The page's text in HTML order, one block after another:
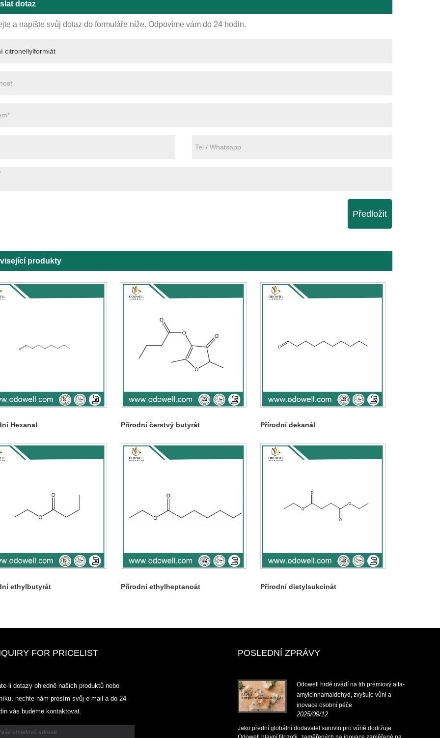
dotaz
a napište svůj dotaz do formuláře níže. Odpovíme vám do 24 hodin.
Předložit
produkty
Hexanal Přírodní čerstvý butyrát Přírodní dekanál
ethylbutyrát Přírodní ethylheptanoát Přírodní dietylsukcinát
FOR PRICELIST
li dotazy ohledně našich produktů nebo
nechte nám prosím svůj e-mail a do 24
vás budeme kontaktovat.
POSLEDNÍ ZPRÁVY
2025.07.25
Odowell hrdě uvádí na trh prémiový alfa-
amylcinnamaldehyd, zvyšuje vůni a
inovace osobní péče
2025/09/12
Jako přední globální dodavatel surovin pro vůně dodržuje